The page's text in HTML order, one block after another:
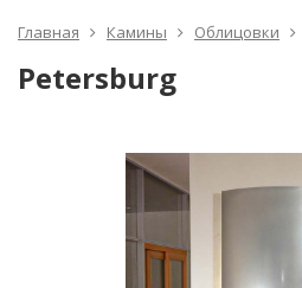
Главная Камины Облицовки
Petersburg